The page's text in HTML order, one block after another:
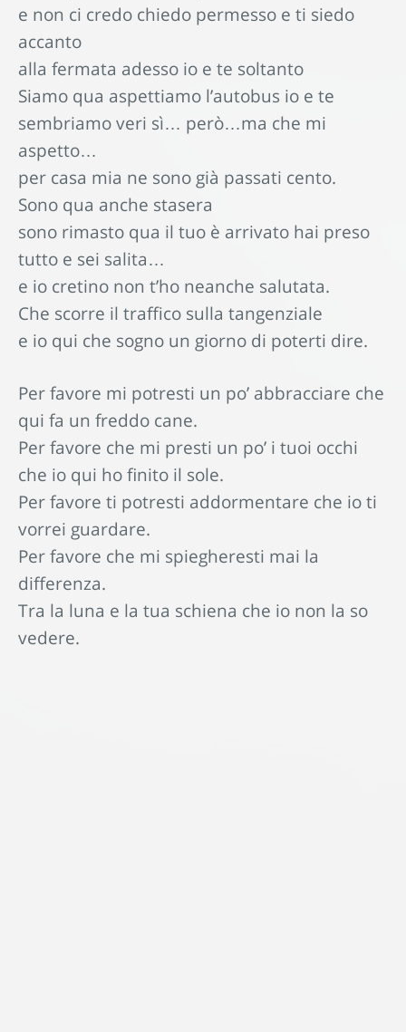
e non ci credo chiedo permesso e ti siedo
accanto
alla fermata adesso io e te soltanto
Siamo qua aspettiamo l’autobus io e te
sembriamo veri sì… però…ma che mi
aspetto…
per casa mia ne sono già passati cento.
Sono qua anche stasera
sono rimasto qua il tuo è arrivato hai preso
tutto e sei salita…
e io cretino non t’ho neanche salutata.
Che scorre il traffico sulla tangenziale
e io qui che sogno un giorno di poterti dire.
Per favore mi potresti un po’ abbracciare che
qui fa un freddo cane.
Per favore che mi presti un po’ i tuoi occhi
che io qui ho finito il sole.
Per favore ti potresti addormentare che io ti
vorrei guardare.
Per favore che mi spiegheresti mai la
differenza.
Tra la luna e la tua schiena che io non la so
vedere.